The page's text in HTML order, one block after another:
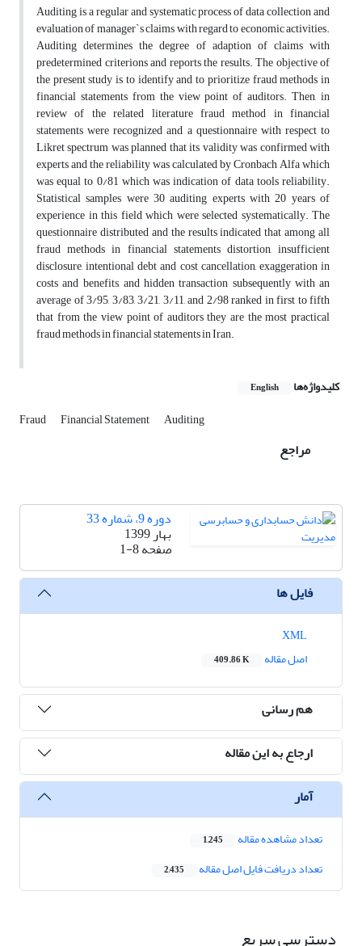
Auditing is a regular and systematic process of data collection and
evaluation of manager`s claims with regard to economic activities.
Auditing determines the degree of adaption of claims with
predetermined criterions and reports the results. The objective of
the present study is to identify and to prioritize fraud methods in
financial statements from the view point of auditors. Then, in
review of the related literature fraud method in financial
statements were recognized and a questionnaire with respect to
Likret spectrum was planned that its validity was confirmed with
experts and the reliability was calculated by Cronbach Alfa which
was equal to 0/81 which was indication of data tools reliability.
Statistical samples were 30 auditing experts with 20 years of
experience in this field which were selected systematically. The
questionnaire distributed and the results indicated that among all
fraud methods in financial statements distortion, insufficient
disclosure, intentional debt and cost cancellation, exaggeration in
costs and benefits, and hidden transaction subsequently with an
average of 3/95, 3/83, 3/21, 3/11, and 2/98 ranked in first to fifth
that from the view point of auditors they are the most practical
fraud methods in financial statements in Iran.
کلیدواژه‌ها English
Fraud Financial Statement Auditing
مراجع
دوره 9، شماره 33
بهار 1399
صفحه1-8
فایل ها
اصل مقاله
409.86 K
هم رسانی
ارجاع به این مقاله
آمار
تعداد مشاهده مقاله 1,245
تعداد دریافت فایل اصل مقاله 2,435
دسترسی سریع